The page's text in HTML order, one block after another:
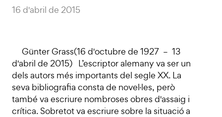
16 d'abril de 2015
Günter Grass(16 d'octubre de 1927 – 13
d'abril de 2015) L’escriptor alemany va ser un
dels autors més importants del segle XX. La
seva bibliografia consta de novel·les, però
també va escriure nombroses obres d'assaig i
crítica. Sobretot va escriure sobre la situació a